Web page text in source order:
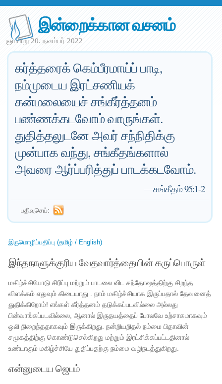
இன்றைக்கான வசனம்
ஞாயிறு 20. நவம்பர் 2022
கர்த்தரைக் கெம்பீரமாய்ப் பாடி,
நம்முடைய இரட்சணியக்
கன்மலையைச் சங்கீர்த்தனம்
பண்ணக்கடவோம் வாருங்கள்.
துதித்தலுடனே அவர் சந்நிதிக்கு
முன்பாக வந்து, சங்கீதங்களால்
அவரை ஆர்ப்பரித்துப் பாடக்கடவோம்.
—சங்கீதம் 95:1-2
பதிவுசெய்:
இருமொழிப்பதிப்பு (தமிழ் / English)
இந்தநாளுக்குரிய வேதவார்த்தையின் கருப்பொருள்
மகிழ்ச்சியோடு சிரிப்பு மற்றும் பாடலை விட சந்தோஷத்திற்கு சிறந்த
விளக்கம் எதுவும் கிடையாது . நாம் மகிழ்ச்சியாக இருப்பதால் தேவனைத்
துதிக்கிறோம்! எங்கள் கீர்த்தனம் தடுக்கப்படவில்லை அல்லது
பின்வாங்கப்படவில்லை, ஆனால் இருதயத்தைப் போலவே உற்சாகமாகவும்
ஒலி நிறைந்ததாகவும் இருக்கிறது. நன்றியறிதல் நம்மை பிதாவின்
சமூகத்திற்கு கொண்டுசெல்கிறது மற்றும் இரட்சிக்கப்பட்டதினால்
உண்டாகும் மகிழ்ச்சியே துதிப்பதற்கு நம்மை வழிநடத்துகிறது.
என்னுடைய ஜெபம்